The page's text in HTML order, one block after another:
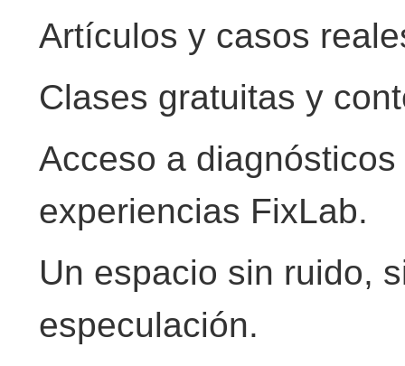
Artículos y casos
Clases gratuitas y
Acceso a
experiencias FixLab.
Un espacio sin ruido,
especulación.